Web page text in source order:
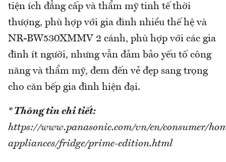
tiện ích đẳng cấp và thẩm mỹ tinh tế thời
thượng, phù hợp với gia đình nhiều thế hệ và
NR-BW530XMMV 2 cánh, phù hợp với các gia
đình ít người, nhưng vẫn đảm bảo yếu tố công
năng và thẩm mỹ, đem đến vẻ đẹp sang trọng
cho căn bếp gia đình hiện đại.
* Thông tin chi tiết:
https://www.panasonic.com/vn/en/consumer/
appliances/fridge/prime-edition.html